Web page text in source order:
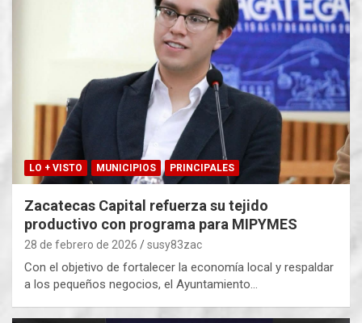
LO + VISTO MUNICIPIOS PRINCIPALES
Zacatecas Capital refuerza su tejido
productivo con programa para MIPYMES
28 de febrero de 2026 susy83zac
Con el objetivo de fortalecer la economía local y respaldar
a los pequeños negocios, el Ayuntamiento…